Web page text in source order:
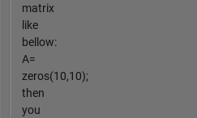
matrix
like
bellow:
A=
zeros(10,10);
then
you